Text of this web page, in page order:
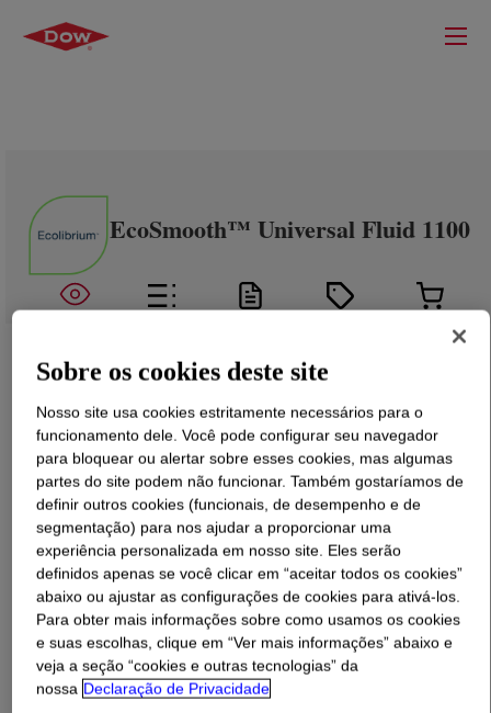
EcoSmooth™ Universal Fluid 1100
O que éEcoSmooth™ Universal Fluid 1100?
Sobre os cookies deste site
Nosso site usa cookies estritamente necessários para o
funcionamento dele. Você pode configurar seu navegador
para bloquear ou alertar sobre esses cookies, mas algumas
partes do site podem não funcionar. Também gostaríamos de
definir outros cookies (funcionais, de desempenho e de
segmentação) para nos ajudar a proporcionar uma
experiência personalizada em nosso site. Eles serão
definidos apenas se você clicar em “aceitar todos os cookies”
abaixo ou ajustar as configurações de cookies para ativá-los.
Para obter mais informações sobre como usamos os cookies
e suas escolhas, clique em “Ver mais informações” abaixo e
veja a seção “cookies e outras tecnologias” da
nossa Declaração de Privacidade